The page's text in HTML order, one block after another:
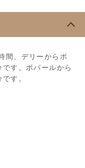
間、デリーからボ
す。ボパールから
す。